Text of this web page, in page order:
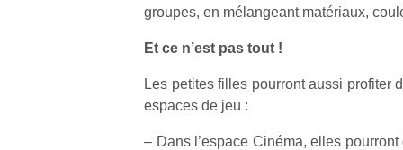
groupes, en mélangeant matériaux,
Et ce n’est pas tout !
Les petites filles pourront aussi profiter
espaces de jeu :
– Dans l’espace Cinéma, elles